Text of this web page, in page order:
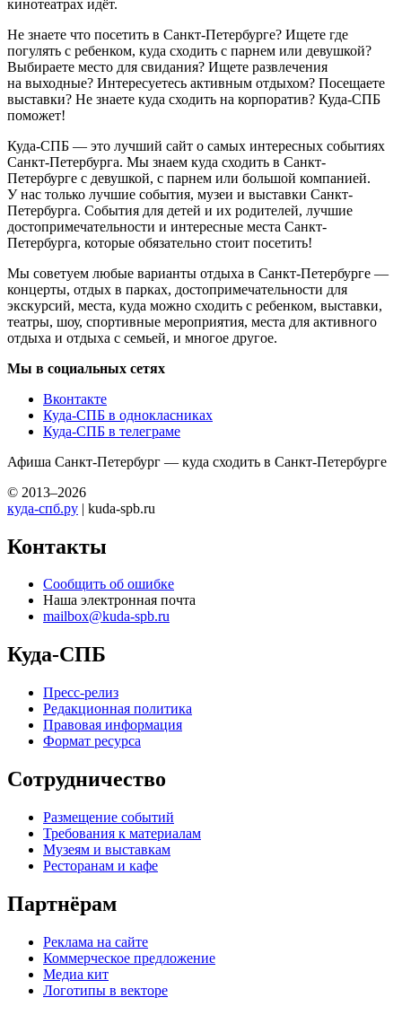
кинотеатрах идёт.
Не знаете что посетить в Санкт-Петербурге? Ищете где
погулять с ребенком, куда сходить с парнем или девушкой?
Выбираете место для свидания? Ищете развлечения
на выходные? Интересуетесь активным отдыхом? Посещаете
выставки? Не знаете куда сходить на корпоратив? Куда-СПБ
поможет!
Куда-СПБ — это лучший сайт о самых интересных событиях
Санкт-Петербурга. Мы знаем куда сходить в Санкт-
Петербурге с девушкой, с парнем или большой компанией.
У нас только лучшие события, музеи и выставки Санкт-
Петербурга. События для детей и их родителей, лучшие
достопримечательности и интересные места Санкт-
Петербурга, которые обязательно стоит посетить!
Мы советуем любые варианты отдыха в Санкт-Петербурге —
концерты, отдых в парках, достопримечательности для
экскурсий, места, куда можно сходить с ребенком, выставки,
театры, шоу, спортивные мероприятия, места для активного
отдыха и отдыха с семьей, и многое другое.
Мы в социальных сетях
Вконтакте
Куда-СПБ в однокласниках
Куда-СПБ в телеграме
Афиша Санкт-Петербург — куда сходить в Санкт-Петербурге
© 2013–2026
куда-спб.ру | kuda-spb.ru
Контакты
Сообщить об ошибке
Наша электронная почта
mailbox@kuda-spb.ru
Куда-СПБ
Пресс-релиз
Редакционная политика
Правовая информация
Формат ресурса
Сотрудничество
Размещение событий
Требования к материалам
Музеям и выставкам
Ресторанам и кафе
Партнёрам
Реклама на сайте
Коммерческое предложение
Медиа кит
Логотипы в векторе